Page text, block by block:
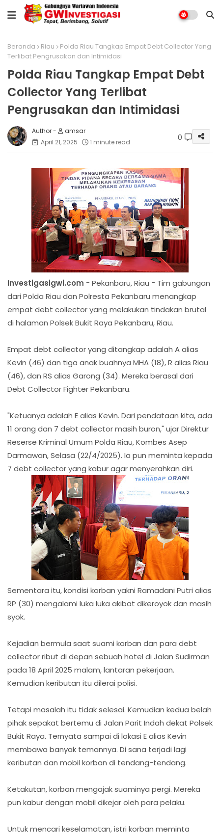
Beranda Riau
Polda Riau Tangkap Empat Debt Collector Yang
Terlibat Pengrusakan dan Intimidasi
Polda Riau Tangkap Empat Debt
Collector Yang Terlibat
Pengrusakan dan Intimidasi
amsar
April 21, 2025
1 minute read 0
Investigasigwi.com - Pekanbaru, Riau - Tim gabungan
dari Polda Riau dan Polresta Pekanbaru menangkap
empat debt collector yang melakukan tindakan brutal
di halaman Polsek Bukit Raya Pekanbaru, Riau.
Empat debt collector yang ditangkap adalah A alias
Kevin (46) dan tiga anak buahnya MHA (18), R alias Riau
(46), dan RS alias Garong (34). Mereka berasal dari
Debt Collector Fighter Pekanbaru.
"Ketuanya adalah E alias Kevin. Dari pendataan kita, ada
11 orang dan 7 debt collector masih buron," ujar Direktur
Reserse Kriminal Umum Polda Riau, Kombes Asep
Darmawan, Selasa (22/4/2025). Ia pun meminta kepada
7 debt collector yang kabur agar menyerahkan diri.
Sementara itu, kondisi korban yakni Ramadani Putri alias
RP (30) mengalami luka luka akibat dikeroyok dan masih
syok.
Kejadian bermula saat suami korban dan para debt
collector ribut di depan sebuah hotel di Jalan Sudirman
pada 18 April 2025 malam, lantaran pekerjaan.
Kemudian keributan itu dilerai polisi.
Tetapi masalah itu tidak selesai. Kemudian kedua belah
pihak sepakat bertemu di Jalan Parit Indah dekat Polsek
Bukit Raya. Ternyata sampai di lokasi E alias Kevin
membawa banyak temannya. Di sana terjadi lagi
keributan dan mobil korban di tendang-tendang.
Ketakutan, korban mengajak suaminya pergi. Mereka
pun kabur dengan mobil dikejar oleh para pelaku.
Untuk mencari keselamatan, istri korban meminta